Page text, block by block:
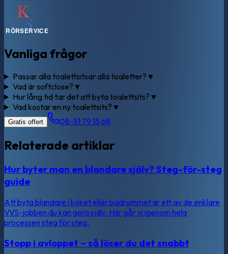
Vanliga frågor
Passar alla toalettsitsar alla toaletter? ▼
Vad är softclose? ▼
Hur lång tid tar det att byta toalettsits? ▼
Vad kostar en ny toalettsits? ▼
Gratis offert 08-51 79 15 68
Relaterade artiklar
Hur byter man en blandare själv? Steg-för-steg
guide
Att byta blandare i köket eller badrummet är ett av de enklare
VVS-jobben du kan göra själv. Här går vi igenom hela
processen steg för steg.
Stopp i avloppet – så löser du det snabbt